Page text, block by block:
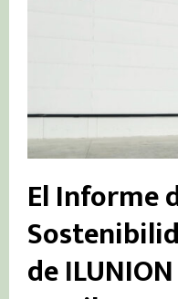
El Informe
deILUNION